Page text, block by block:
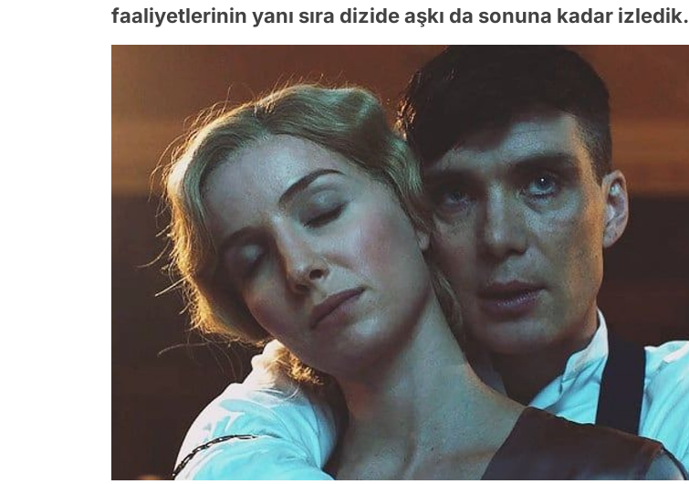
faaliyetlerinin yanı sıra dizide aşkı da sonuna kadar izledik.